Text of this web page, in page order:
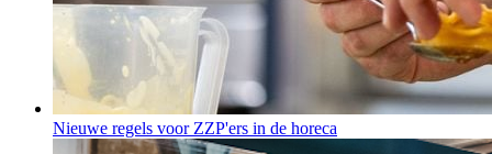
Nieuwe regels voor ZZP'ers in de horeca